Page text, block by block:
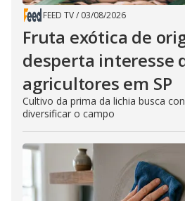
FEED TV/ 03/08/2026
Fruta exótica de
desperta interesse
agricultores em SP
Cultivo da prima da lichia busca
diversificar o campo